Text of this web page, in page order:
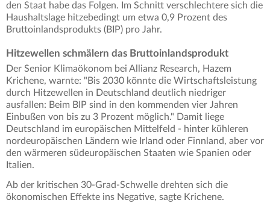
den Staat habe das Folgen. Im Schnitt verschlechtere sich die
Haushaltslage hitzebedingt um etwa 0,9 Prozent des
Bruttoinlandsprodukts (BIP) pro Jahr.
Hitzewellen schmälern das Bruttoinlandsprodukt
Der Senior Klimaökonom bei Allianz Research, Hazem
Krichene, warnte: "Bis 2030 könnte die Wirtschaftsleistung
durch Hitzewellen in Deutschland deutlich niedriger
ausfallen: Beim BIP sind in den kommenden vier Jahren
Einbußen von bis zu 3 Prozent möglich." Damit liege
Deutschland im europäischen Mittelfeld - hinter kühleren
nordeuropäischen Ländern wie Irland oder Finnland, aber vor
den wärmeren südeuropäischen Staaten wie Spanien oder
Italien.
Ab der kritischen 30-Grad-Schwelle drehten sich die
ökonomischen Effekte ins Negative, sagte Krichene.